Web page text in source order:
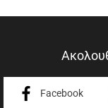
Facebook